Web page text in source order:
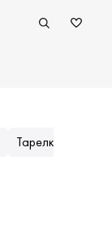
Тарелки